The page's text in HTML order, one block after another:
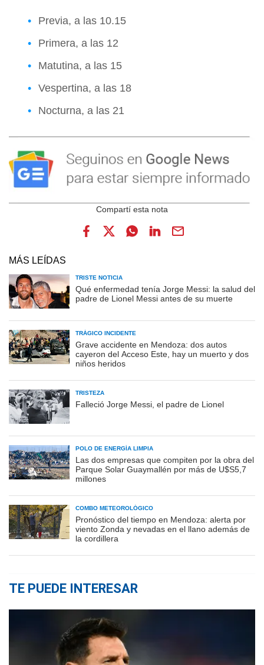
Previa, a las 10.15
Primera, a las 12
Matutina, a las 15
Vespertina, a las 18
Nocturna, a las 21
MÁS LEÍDAS
TRISTE NOTICIA
Qué enfermedad tenía Jorge Messi: la salud del
padre de Lionel Messi antes de su muerte
TRÁGICO INCIDENTE
Grave accidente en Mendoza: dos autos
cayeron del Acceso Este, hay un muerto y dos
niños heridos
TRISTEZA
Falleció Jorge Messi, el padre de Lionel
POLO DE ENERGÍA LIMPIA
Las dos empresas que compiten por la obra del
Parque Solar Guaymallén por más de U$S5,7
millones
COMBO METEOROLÓGICO
Pronóstico del tiempo en Mendoza: alerta por
viento Zonda y nevadas en el llano además de
la cordillera
TE PUEDE INTERESAR